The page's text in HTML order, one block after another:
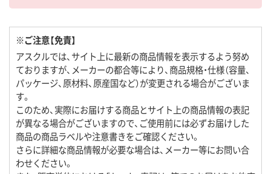
※ご注意【免責】
アスクルでは、サイト上に最新の商品情報を表示するよう努め
ておりますが、メーカーの都合等により、商品規格・仕様（容量、
パッケージ、原材料、原産国など）が変更される場合がございま
す。
このため、実際にお届けする商品とサイト上の商品情報の表記
が異なる場合がございますので、ご使用前には必ずお届けした
商品の商品ラベルや注意書きをご確認ください。
さらに詳細な商品情報が必要な場合は、メーカー等にお問い合
わせください。